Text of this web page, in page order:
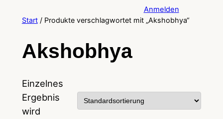
Anmelden
Start/ Produkte verschlagwortet mit „Akshobhya“
Akshobhya
Einzelnes
Ergebnis
wird